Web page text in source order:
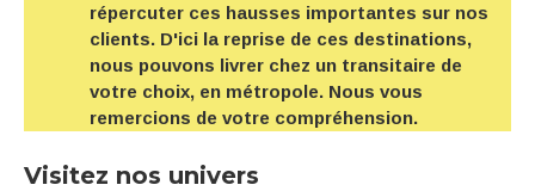
répercuter ces hausses importantes sur nos
clients. D'ici la reprise de ces destinations,
nous pouvons livrer chez un transitaire de
votre choix, en métropole. Nous vous
remercions de votre compréhension.
Visitez nos univers